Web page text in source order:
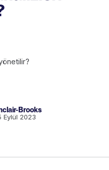
Brooks
Eylül 2023